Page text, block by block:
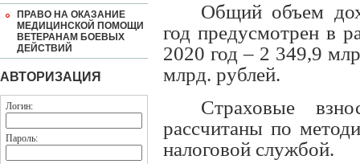
ПРАВО НА ОКАЗАНИЕ
МЕДИЦИНСКОЙ ПОМОЩИ
ВЕТЕРАНАМ БОЕВЫХ
ДЕЙСТВИЙ
АВТОРИЗАЦИЯ
Логин:
Пароль:
Общий объем
год предусмотрен в
2020 год – 2 349,9
млрд. рублей.
Страховые
рассчитаны по
налоговой службой.